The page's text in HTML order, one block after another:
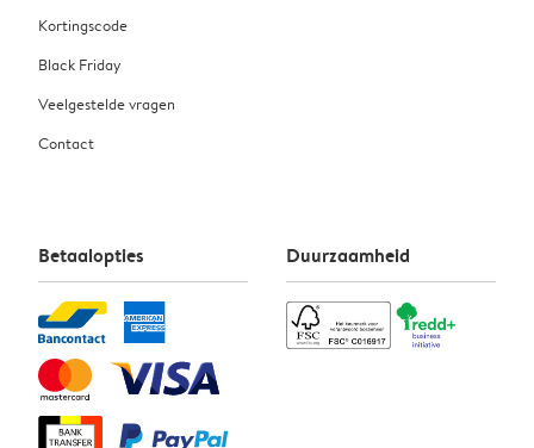
Kortingscode
Black Friday
Veelgestelde vragen
Contact
Betaalopties Duurzaamheid